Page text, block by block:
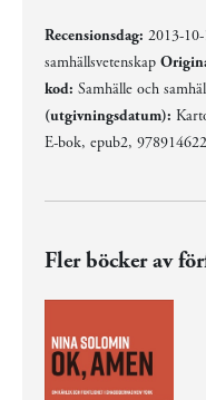
Recensionsdag: 2013-
samhällsvetenskap
kod: Samhälle och
(utgivningsdatum):
E-bok, epub2,
Fler böcker av